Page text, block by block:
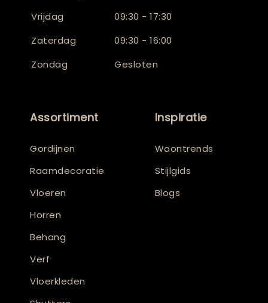
Vrijdag
09:30 - 17:30
Zaterdag
09:30 - 16:00
Zondag
Gesloten
Assortiment
Gordijnen
Raamdecoratie
Vloeren
Horren
Behang
Verf
Vloerkleden
Inspiratie
Woontrends
Stijlgids
Blogs